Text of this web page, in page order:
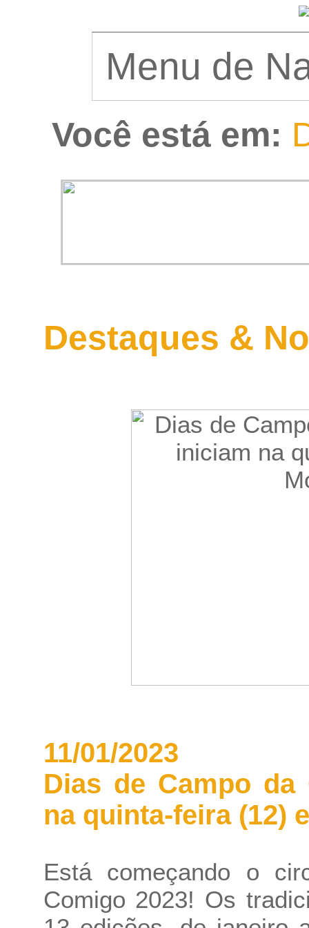
Você está em:
Destaques &
11/01/2023
Dias de Campo
na quinta-feira (12)
Está começando o
Comigo 2023! Os